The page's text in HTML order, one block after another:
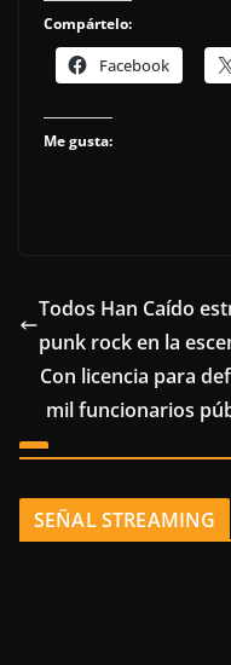
Compártelo:
Facebook
Me gusta:
Todos Han Caído
punk rock en la
Con licencia para
mil funcionarios
SEÑAL STREAMING